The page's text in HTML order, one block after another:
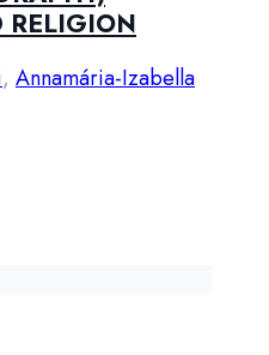
RELIGION
, Annamária-Izabella